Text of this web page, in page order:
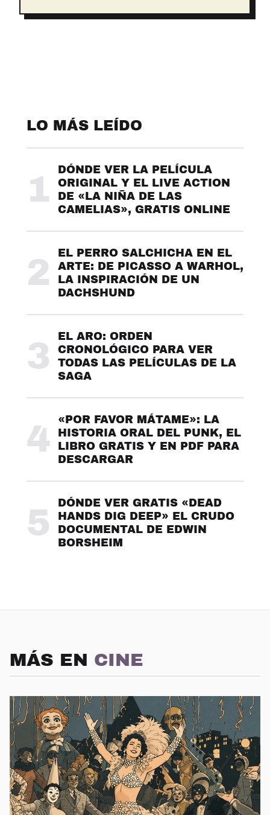
LO MÁS LEÍDO
1
DÓNDE VER LA PELÍCULA
ORIGINAL Y EL LIVE ACTION
DE «LA NIÑA DE LAS
CAMELIAS», GRATIS ONLINE
2
EL PERRO SALCHICHA EN EL
ARTE: DE PICASSO A WARHOL,
LA INSPIRACIÓN DE UN
DACHSHUND
3
EL ARO: ORDEN
CRONOLÓGICO PARA VER
TODAS LAS PELÍCULAS DE LA
SAGA
4
«POR FAVOR MÁTAME»: LA
HISTORIA ORAL DEL PUNK, EL
LIBRO GRATIS Y EN PDF PARA
DESCARGAR
5
DÓNDE VER GRATIS «DEAD
HANDS DIG DEEP» EL CRUDO
DOCUMENTAL DE EDWIN
BORSHEIM
MÁS EN CINE